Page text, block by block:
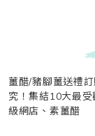
薑醋/豬腳薑送禮
究！集結10大最
級網店、素薑醋